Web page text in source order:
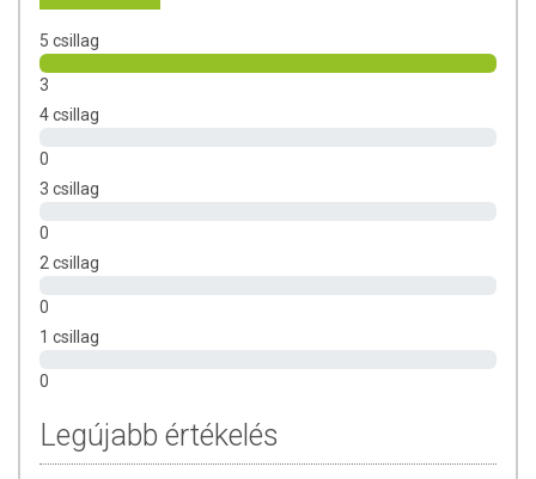
5 csillag
3
4 csillag
0
3 csillag
0
2 csillag
0
1 csillag
0
Legújabb értékelés